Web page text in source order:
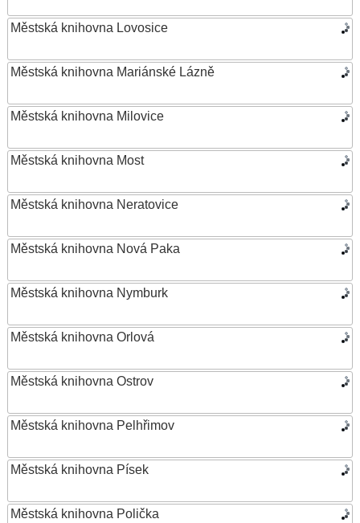
Městská knihovna Lovosice
Městská knihovna Mariánské Lázně
Městská knihovna Milovice
Městská knihovna Most
Městská knihovna Neratovice
Městská knihovna Nová Paka
Městská knihovna Nymburk
Městská knihovna Orlová
Městská knihovna Ostrov
Městská knihovna Pelhřimov
Městská knihovna Písek
Městská knihovna Polička